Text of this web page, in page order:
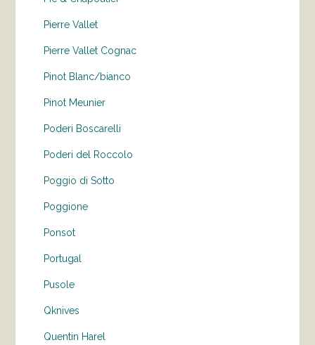
Pierre Vallet
Pierre Vallet Cognac
Pinot Blanc/bianco
Pinot Meunier
Poderi Boscarelli
Poderi del Roccolo
Poggio di Sotto
Poggione
Ponsot
Portugal
Pusole
Qknives
Quentin Harel